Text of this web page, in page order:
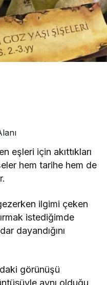
eşleri için akıttıkları
hem tarihe hem de
ilgimi çeken
istediğimde
dayandığını
görünüşü
aynı olduğu